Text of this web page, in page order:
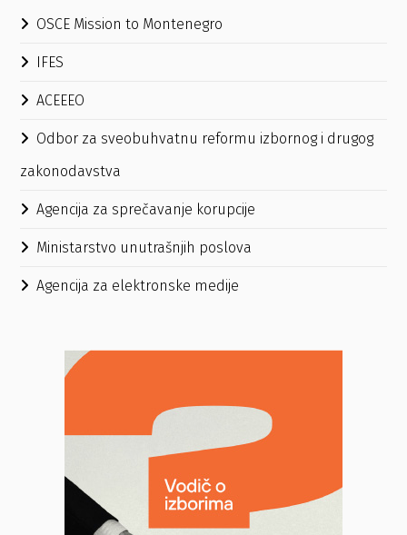
OSCE Mission to Montenegro
IFES
ACEEEO
Odbor za sveobuhvatnu reformu izbornog i drugog
zakonodavstva
Agencija za sprečavanje korupcije
Ministarstvo unutrašnjih poslova
Agencija za elektronske medije